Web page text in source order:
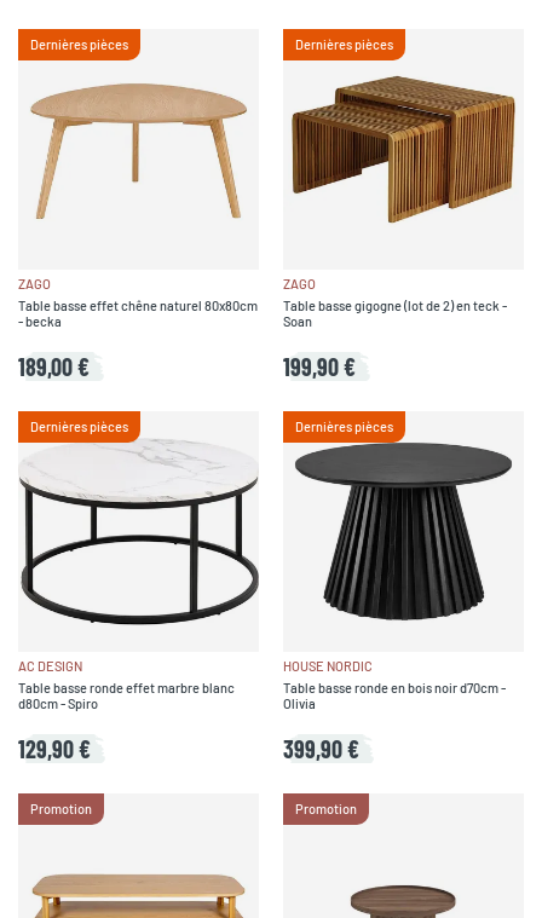
Dernières pièces
ZAGO
Table basse effet chêne naturel 80x80cm
- becka
189,00 €
Dernières pièces
ZAGO
Table basse gigogne (lot de 2) en teck -
Soan
199,90 €
Dernières pièces
AC DESIGN
Table basse ronde effet marbre blanc
d80cm - Spiro
129,90 €
Dernières pièces
HOUSE NORDIC
Table basse ronde en bois noir d70cm -
Olivia
399,90 €
Promotion Promotion